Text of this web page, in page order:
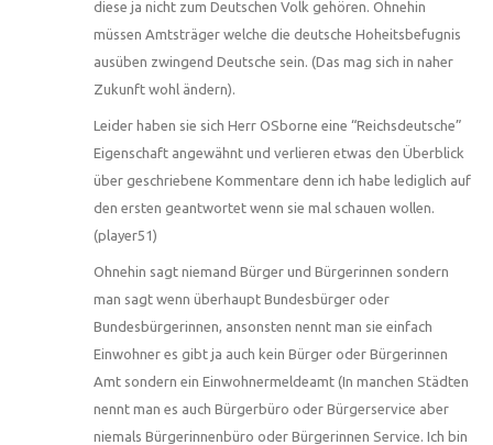
diese ja nicht zum Deutschen Volk gehören. Ohnehin
müssen Amtsträger welche die deutsche Hoheitsbefugnis
ausüben zwingend Deutsche sein. (Das mag sich in naher
Zukunft wohl ändern).
Leider haben sie sich Herr OSborne eine “Reichsdeutsche”
Eigenschaft angewähnt und verlieren etwas den Überblick
über geschriebene Kommentare denn ich habe lediglich auf
den ersten geantwortet wenn sie mal schauen wollen.
(player51)
Ohnehin sagt niemand Bürger und Bürgerinnen sondern
man sagt wenn überhaupt Bundesbürger oder
Bundesbürgerinnen, ansonsten nennt man sie einfach
Einwohner es gibt ja auch kein Bürger oder Bürgerinnen
Amt sondern ein Einwohnermeldeamt (In manchen Städten
nennt man es auch Bürgerbüro oder Bürgerservice aber
niemals Bürgerinnenbüro oder Bürgerinnen Service. Ich bin